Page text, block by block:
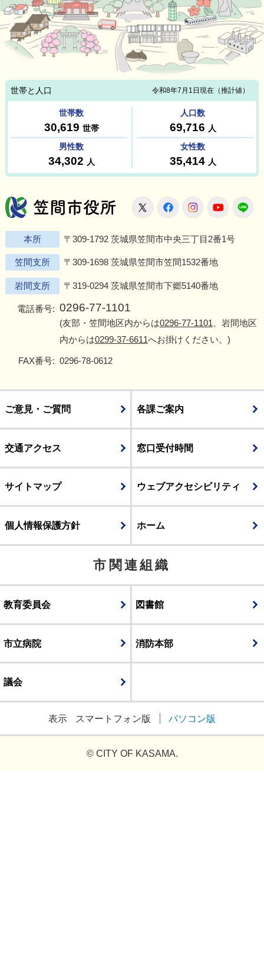
笠間市役所
X FacebookInstagram
本所 〒309-1792 茨城県笠間市中央三丁目2番1号
笠間支所 〒309-1698 茨城県笠間市笠間1532番地
岩間支所 〒319-0294 茨城県笠間市下郷5140番地
電話番号: 0296-77-1101
(友部・笠間地区内からは0296-77-1101 、岩間地区
内からは0299-37-6611へお掛けください。)
FAX番号: 0296-78-0612
ご意見・ご質問 各課ご案内
交通アクセス 窓口受付時間
サイトマップ ウェブアクセシビリティ
個人情報保護方針 ホーム
市関連組織
教育委員会 図書館
市立病院 消防本部
議会
表示 スマートフォン版 パソコン版
© CITY OF KASAMA.